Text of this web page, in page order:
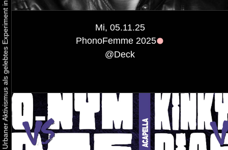
Mi, 05.11.25
PhonoFemme 2025
@Deck